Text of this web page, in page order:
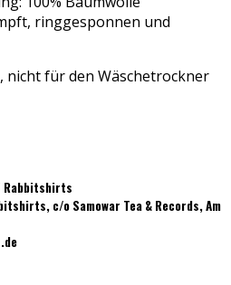
ringgesponnen und
nicht für den Wäschetrockner
Rabbitshirts
c/o Samowar Tea & Records, Am